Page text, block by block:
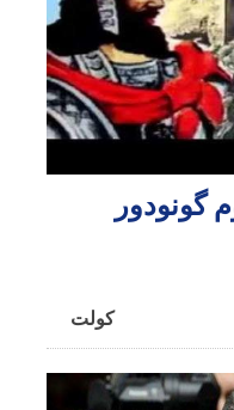
گونودور
کولت